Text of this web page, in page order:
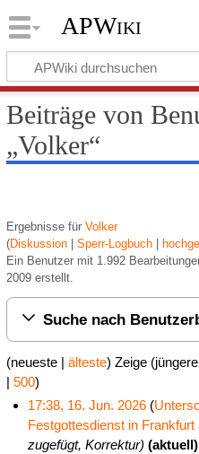
APWiki
Beiträge von
„Volker“
Ergebnisse für Volker
Diskussion
Sperr-Logbuch
Ein Benutzer mit 1.992
2009 erstellt.
Suche nach
(neueste| älteste) Zeige (
| 500)
17:38, 16. Jun. 2026
Festgottesdienst in Frankfurt
zugefügt, Korrektur
aktuell